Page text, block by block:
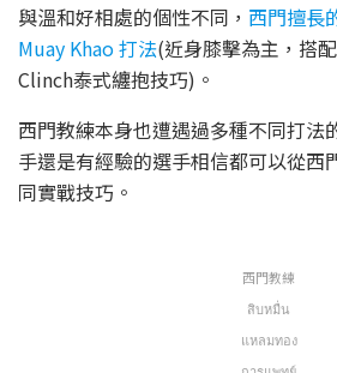
與溫和好相處的個性不同， 西門擅長
Muay Khao 打法(近身膝擊為主，搭
Clinch泰式纏抱技巧)。
西門教練本身也遭遇過多種不同打法
手還是有經驗的選手相信都可以從西
同實戰技巧。
西門教練
สิบหมื่น
แหลมทอง